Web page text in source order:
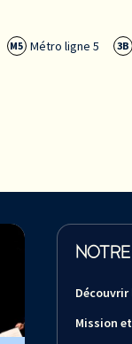
M5 Métro ligne 5 3B
Mission